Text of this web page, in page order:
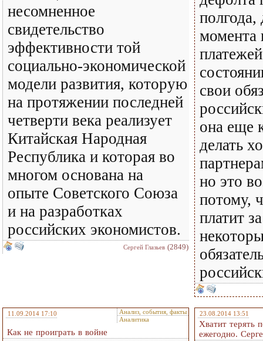
несомненное
свидетельство
эффективности той
социально-экономической
модели развития, которую
на протяжении последней
четверти века реализует
Китайская Народная
Республика и которая во
многом основана на
опыте Советского Союза
и на разработках
российских экономистов.
Сергей Глазьев (2849)
полгода,
момента
свои
она еще
делать
но это
потому,
платит
11.09.2014 17:10
Анализ, события, факты
Аналитика
Как не проиграть в войне
23.08.2014 13:51
Хватит терять
ежегодно.